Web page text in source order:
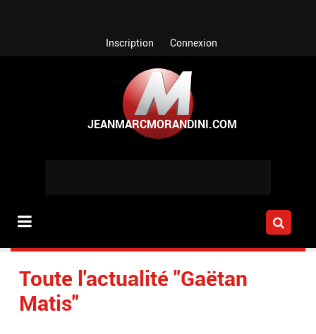
Inscription Connexion
Toute l'actualité "Gaëtan
Matis"